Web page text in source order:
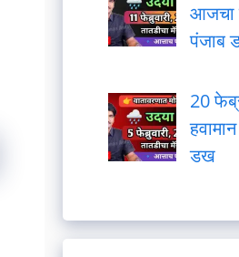
आजचा
पंजाब
20
डख